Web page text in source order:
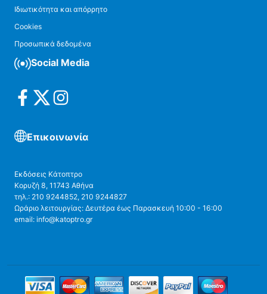
Ιδιωτικότητα και απόρρητο
Cookies
Προσωπικά δεδομένα
Social Media
Επικοινωνία
Εκδόσεις Κάτοπτρο
Κορυζή 8, 11743 Αθήνα
τηλ.: 210 9244852, 210 9244827
Ωράριο λειτουργίας: Δευτέρα έως Παρασκευή 10:00 - 16:00
email: info@katoptro.gr